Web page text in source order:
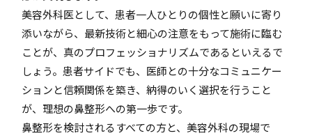
美容外科医として、患者一人ひとりの個性と願いに寄り
添いながら、最新技術と細心の注意をもって施術に臨む
ことが、真のプロフェッショナリズムであるといえるで
しょう。患者サイドでも、医師との十分なコミュニケー
ションと信頼関係を築き、納得のいく選択を行うこと
が、理想の鼻整形への第一歩です。
鼻整形を検討されるすべての方と、美容外科の現場で